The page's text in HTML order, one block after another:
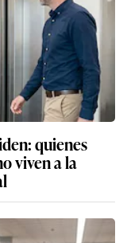
quienes
viven a la